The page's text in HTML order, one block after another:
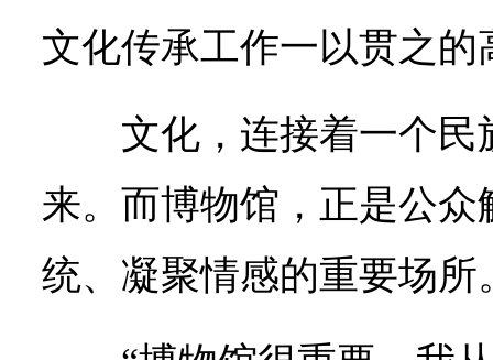
文化传承工作一以贯之的
文化，连接着一个
来。而博物馆，正是公
统、凝聚情感的重要场所